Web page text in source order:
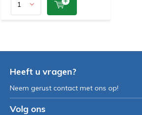
Heeft u vragen?
Neem gerust contact met ons op!
Volg ons